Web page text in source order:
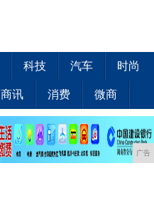
科技 汽车 时尚
商讯 消费 微商
广告